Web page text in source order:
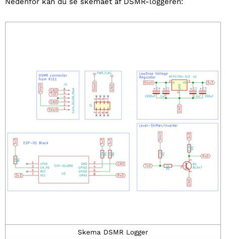
Skema DSMR Logger